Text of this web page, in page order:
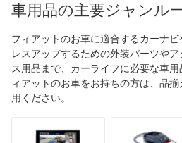
車用品の主要ジャンル
フィアットのお車に適合するカーナ
レスアップするための外装パーツや
ス用品まで、カーライフに必要な車
ィアットのお車をお持ちの方は、品
用ください。